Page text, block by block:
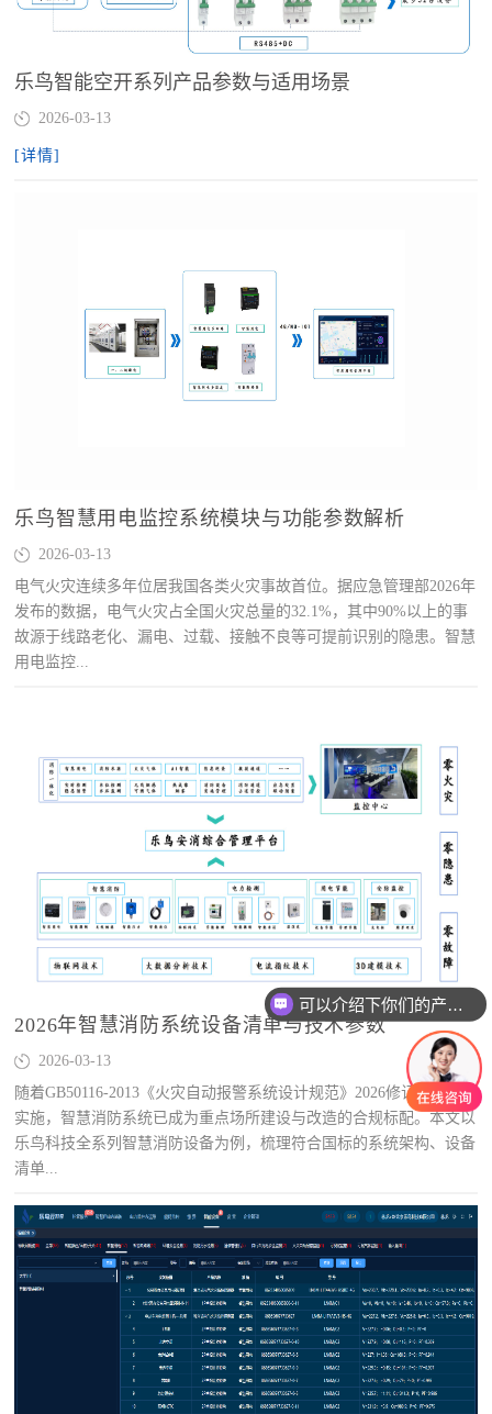
乐鸟智能空开系列产品参数与适用场景
2026-03-13
[详情]
乐鸟智慧用电监控系统模块与功能参数解析
2026-03-13
电气火灾连续多年位居我国各类火灾事故首位。据应急管理部2026年
发布的数据，电气火灾占全国火灾总量的32.1%，其中90%以上的事
故源于线路老化、漏电、过载、接触不良等可提前识别的隐患。智慧
用电监控...
2026年智慧消防系统设备清单与技术参数
2026-03-13
随着GB50116-2013《火灾自动报警系统设计规范》2026修订版正式
实施，智慧消防系统已成为重点场所建设与改造的合规标配。本文以
乐鸟科技全系列智慧消防设备为例，梳理符合国标的系统架构、设备
清单...